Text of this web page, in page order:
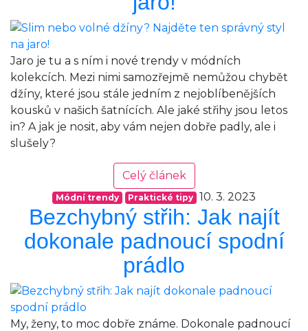
Jaro je tu a s ním i nové trendy v módních
kolekcích. Mezi nimi samozřejmě nemůžou chybět
džíny, které jsou stále jedním z nejoblíbenějších
kousků v našich šatnících. Ale jaké střihy jsou letos
in? A jak je nosit, aby vám nejen dobře padly, ale i
slušely?
Celý článek
Módní trendy Praktické tipy 10. 3. 2023
Bezchybný střih: Jak najít
dokonale padnoucí spodní
prádlo
My, ženy, to moc dobře známe. Dokonale padnoucí